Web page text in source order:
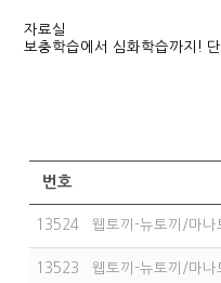
자료실
보충학습에서 심화학습까지!
번호
13524 웹토끼-뉴토끼/마
13523 웹토끼-뉴토끼/마